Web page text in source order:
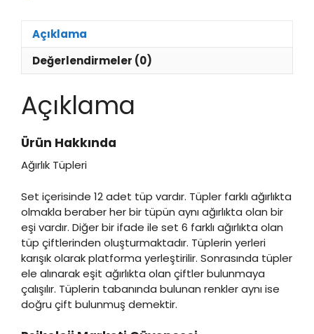
Açıklama
Değerlendirmeler (0)
Açıklama
Ürün Hakkında
Ağırlık Tüpleri
Set içerisinde 12 adet tüp vardır. Tüpler farklı ağırlıkta
olmakla beraber her bir tüpün aynı ağırlıkta olan bir
eşi vardır. Diğer bir ifade ile set 6 farklı ağırlıkta olan
tüp çiftlerinden oluşturmaktadır. Tüplerin yerleri
karışık olarak platforma yerleştirilir. Sonrasında tüpler
ele alınarak eşit ağırlıkta olan çiftler bulunmaya
çalışılır. Tüplerin tabanında bulunan renkler aynı ise
doğru çift bulunmuş demektir.